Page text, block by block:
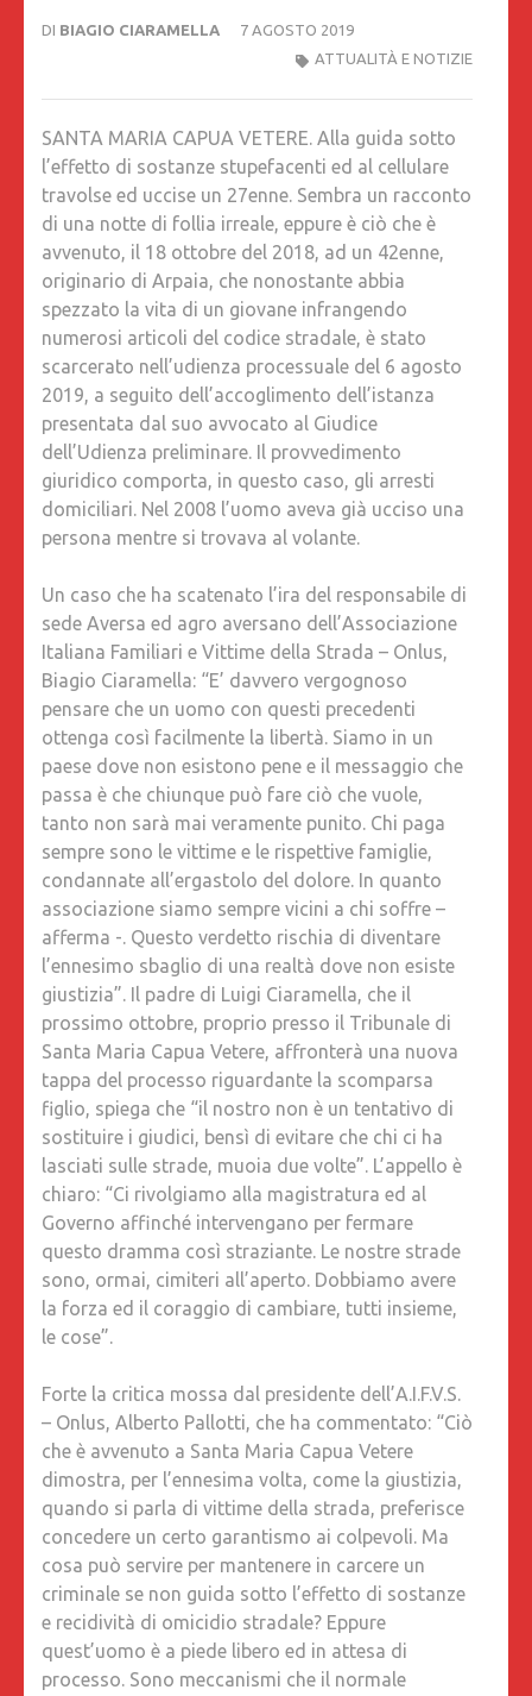
DI BIAGIO CIARAMELLA
7 AGOSTO 2019
ATTUALITÀ E NOTIZIE
SANTA MARIA CAPUA VETERE. Alla guida sotto
l’effetto di sostanze stupefacenti ed al cellulare
travolse ed uccise un 27enne. Sembra un racconto
di una notte di follia irreale, eppure è ciò che è
avvenuto, il 18 ottobre del 2018, ad un 42enne,
originario di Arpaia, che nonostante abbia
spezzato la vita di un giovane infrangendo
numerosi articoli del codice stradale, è stato
scarcerato nell’udienza processuale del 6 agosto
2019, a seguito dell’accoglimento dell’istanza
presentata dal suo avvocato al Giudice
dell’Udienza preliminare. Il provvedimento
giuridico comporta, in questo caso, gli arresti
domiciliari. Nel 2008 l’uomo aveva già ucciso una
persona mentre si trovava al volante.
Un caso che ha scatenato l’ira del responsabile di
sede Aversa ed agro aversano dell’Associazione
Italiana Familiari e Vittime della Strada – Onlus,
Biagio Ciaramella: “E’ davvero vergognoso
pensare che un uomo con questi precedenti
ottenga così facilmente la libertà. Siamo in un
paese dove non esistono pene e il messaggio che
passa è che chiunque può fare ciò che vuole,
tanto non sarà mai veramente punito. Chi paga
sempre sono le vittime e le rispettive famiglie,
condannate all’ergastolo del dolore. In quanto
associazione siamo sempre vicini a chi soffre –
afferma -. Questo verdetto rischia di diventare
l’ennesimo sbaglio di una realtà dove non esiste
giustizia”. Il padre di Luigi Ciaramella, che il
prossimo ottobre, proprio presso il Tribunale di
Santa Maria Capua Vetere, affronterà una nuova
tappa del processo riguardante la scomparsa
figlio, spiega che “il nostro non è un tentativo di
sostituire i giudici, bensì di evitare che chi ci ha
lasciati sulle strade, muoia due volte”. L’appello è
chiaro: “Ci rivolgiamo alla magistratura ed al
Governo affinché intervengano per fermare
questo dramma così straziante. Le nostre strade
sono, ormai, cimiteri all’aperto. Dobbiamo avere
la forza ed il coraggio di cambiare, tutti insieme,
le cose”.
Forte la critica mossa dal presidente dell’A.I.F.V.S.
– Onlus, Alberto Pallotti, che ha commentato: “Ciò
che è avvenuto a Santa Maria Capua Vetere
dimostra, per l’ennesima volta, come la giustizia,
quando si parla di vittime della strada, preferisce
concedere un certo garantismo ai colpevoli. Ma
cosa può servire per mantenere in carcere un
criminale se non guida sotto l’effetto di sostanze
e recidività di omicidio stradale? Eppure
quest’uomo è a piede libero ed in attesa di
processo. Sono meccanismi che il normale